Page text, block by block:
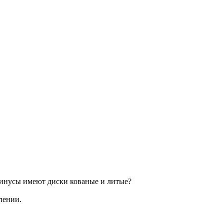
имеют диски кованые и литые?